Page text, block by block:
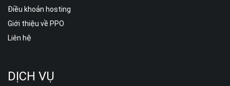
Điều khoản hosting
Giới thiệu về PPO
Liên hệ
DỊCH VỤ